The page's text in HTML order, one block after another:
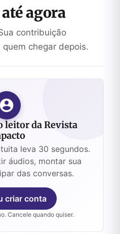
agora
contribuição
chegar depois.
leitor da Revista
leva 30 segundos.
áudios, montar sua
das conversas.
criar conta
Cancele quando quiser.